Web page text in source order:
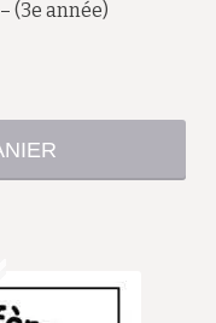
(3e année)